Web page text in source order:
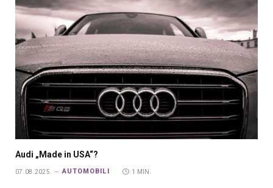
Audi „Made in USA“?
07.08.2025. AUTOMOBILI 1 MIN.